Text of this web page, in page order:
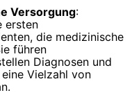
Versorgung:
ersten
die medizinische
führen
Diagnosen und
Vielzahl von